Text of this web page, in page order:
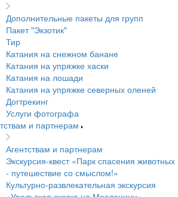
Дополнительные пакеты для групп
Пакет "Экзотик"
Тир
Катания на снежном банане
Катания на упряжке хаски
Катания на лошади
Катания на упряжке северных оленей
Догтрекинг
Услуги фотографа
и партнерам
Агентствам и партнерам
Экскурсия-квест «Парк спасения животных
- путешествие со смыслом!»
Культурно-развлекательная экскурсия